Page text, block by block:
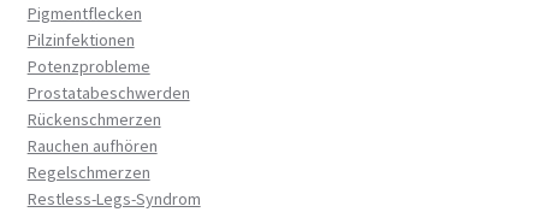
Pigmentflecken
Pilzinfektionen
Potenzprobleme
Prostatabeschwerden
Rückenschmerzen
Rauchen aufhören
Regelschmerzen
Restless-Legs-Syndrom